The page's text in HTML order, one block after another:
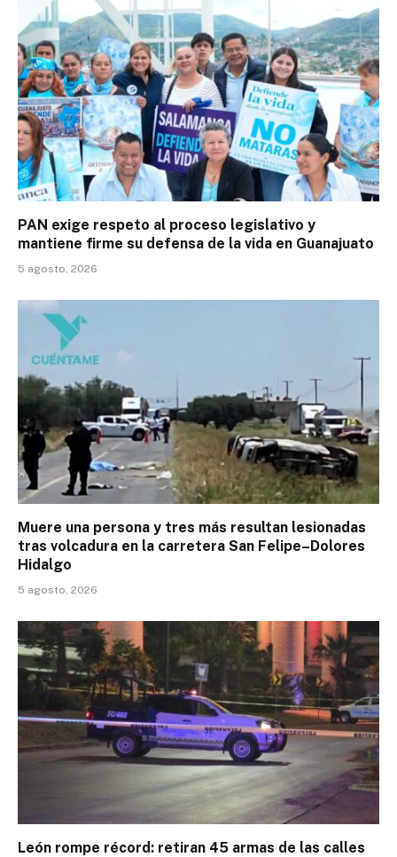
PAN exige respeto al proceso legislativo y
mantiene firme su defensa de la vida en Guanajuato
5 agosto, 2026
Muere una persona y tres más resultan lesionadas
tras volcadura en la carretera San Felipe–Dolores
Hidalgo
5 agosto, 2026
León rompe récord: retiran 45 armas de las calles